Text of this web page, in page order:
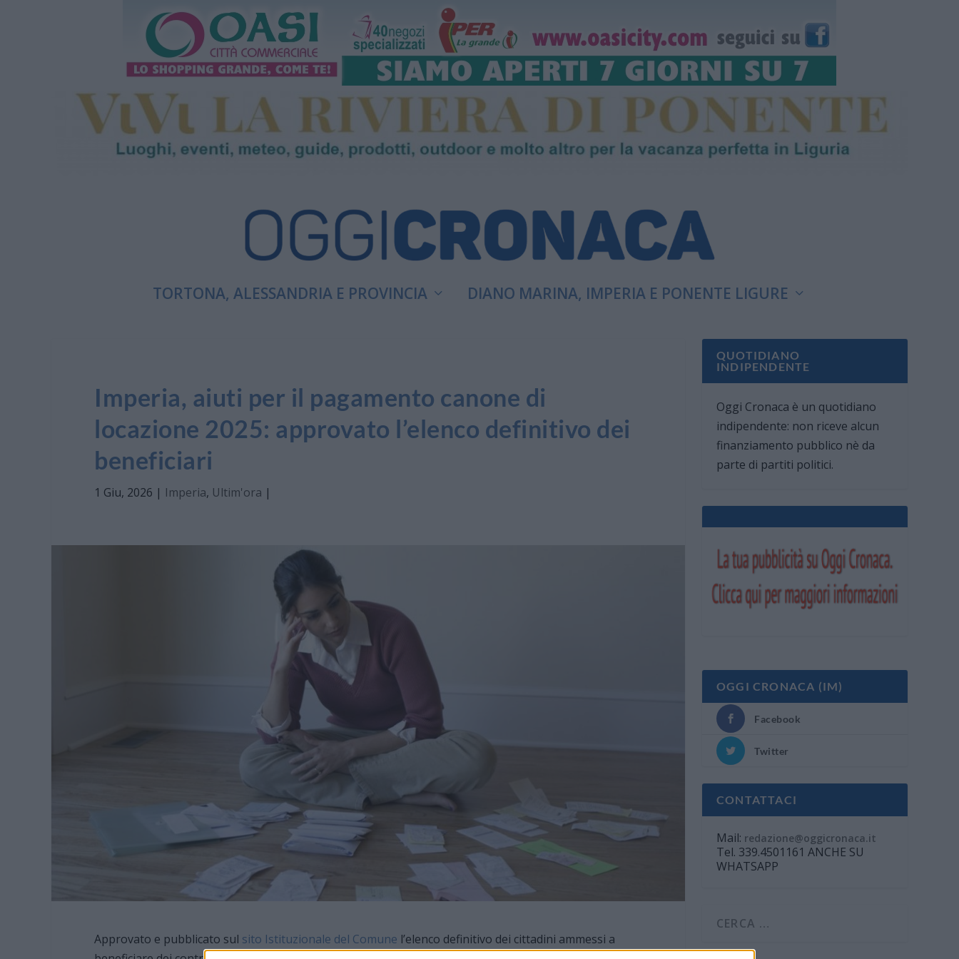
TORTONA, ALESSANDRIA E PROVINCIA DIANO MARINA, IMPERIA E PONENTE LIGURE
Imperia, aiuti per il pagamento canone di
locazione 2025: approvato l’elenco definitivo dei
beneficiari
1 Giu, 2026 | Imperia, Ultim'ora |
Approvato e pubblicato sul sito Istituzionale del Comune l’elenco definitivo dei cittadini ammessi a
QUOTIDIANO
INDIPENDENTE
Oggi Cronaca è un quotidiano
indipendente: non riceve alcun
finanziamento pubblico nè da
parte di partiti politici.
OGGI CRONACA (IM)
Facebook
Twitter
CONTATTACI
Mail: redazione@oggicronaca.it
Tel. 339.4501161 ANCHE SU
WHATSAPP